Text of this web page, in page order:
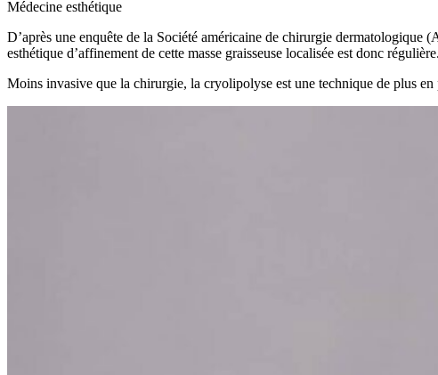
Médecine esthétique
D’après une enquête de la Société américaine de chirurgie dermatologique
esthétique d’affinement de cette masse graisseuse localisée est donc régulière.
Moins invasive que la chirurgie, la cryolipolyse est une technique de plus